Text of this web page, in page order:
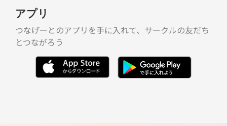
アプリ
つなげーとのアプリを手に入れて、サークルの友だち
とつながろう